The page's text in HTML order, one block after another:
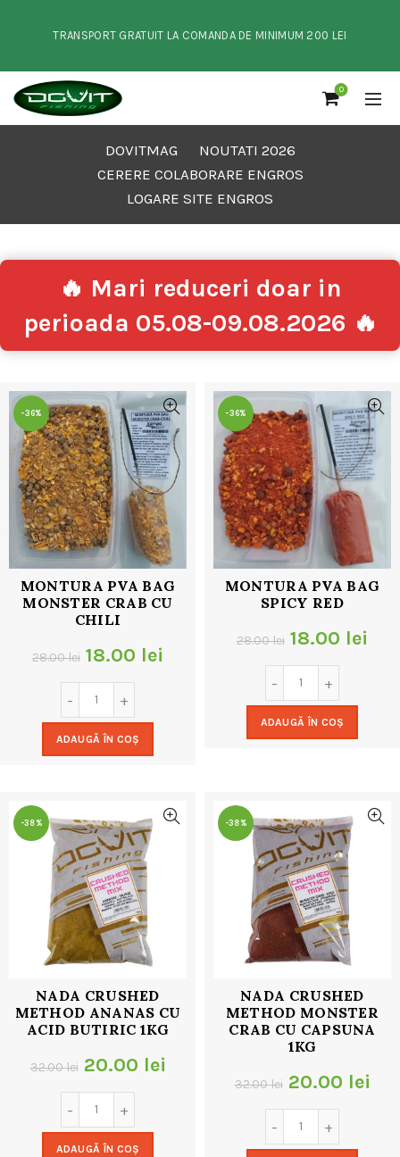
TRANSPORT GRATUIT LA COMANDA DE MINIMUM 200 LEI
0
DOVITMAG
NOUTATI 2026
CERERE COLABORARE ENGROS
LOGARE SITE ENGROS
🔥 Mari reduceri doar in
perioada 05.08-09.08.2026 🔥
-36%
MONTURA PVA BAG
MONSTER CRAB CU
CHILI
28.00lei Prețul
inițial
a
fost:
18.00 lei
ADAUGĂ ÎN COȘ
-36%
MONTURA PVA BAG
SPICY RED
28.00lei Prețul
inițial
a
fost:
18.00 lei
ADAUGĂ ÎN COȘ
-38%
NADA CRUSHED
METHOD ANANAS CU
ACID BUTIRIC 1KG
32.00lei Prețul
inițial
a
20.00 lei
ADAUGĂ ÎN COȘ
-38%
NADA CRUSHED
METHOD MONSTER
CRAB CU CAPSUNA
1KG
32.00lei Prețul
inițial
a
20.00 lei